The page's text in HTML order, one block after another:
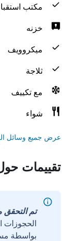
مكتب استقبال
خزنه
ميكروويف
ثلاجة
مع تكييف
شواء
عرض جميع وسائل
تقييمات
تم التحقق منه
الحجوزات